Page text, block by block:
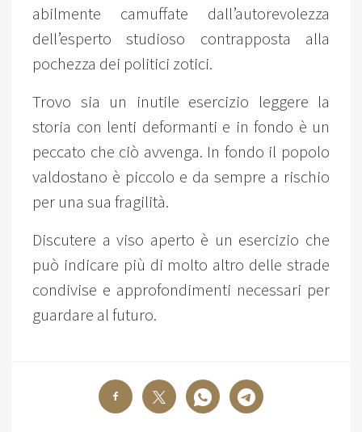
abilmente camuffate dall’autorevolezza
dell’esperto studioso contrapposta alla
pochezza dei politici zotici.
Trovo sia un inutile esercizio leggere la
storia con lenti deformanti e in fondo è un
peccato che ciò avvenga. In fondo il popolo
valdostano è piccolo e da sempre a rischio
per una sua fragilità.
Discutere a viso aperto è un esercizio che
può indicare più di molto altro delle strade
condivise e approfondimenti necessari per
guardare al futuro.